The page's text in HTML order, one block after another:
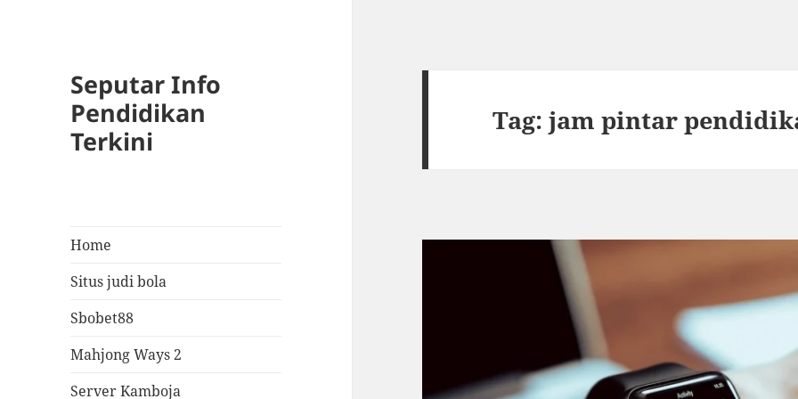
Seputar Info
Pendidikan
Terkini
Home
Situs judi bola
Sbobet88
Mahjong Ways 2
Server Kamboja
Tag:jam pintar